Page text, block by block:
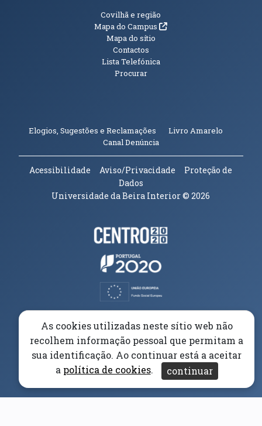
Informações Adicionais
Covilhã e região
Mapa do Campus(abre em nova janela)
Mapa do sítio
Contactos
Lista Telefónica
Procurar
Elogios, Sugestões e Reclamações Livro Amarelo
Canal Denúncia(abre em nova janela)
Acessibilidade Aviso/Privacidade
Proteção de
Dados
Universidade da Beira Interior© 2026
Parceiros e Financiadores
(abre em nova janela)
(abre em nova janela)
As cookies utilizadas neste sítio web não
recolhem informação pessoal que permitam a
sua identificação. Ao continuar está a aceitar
a política de cookies. continuar